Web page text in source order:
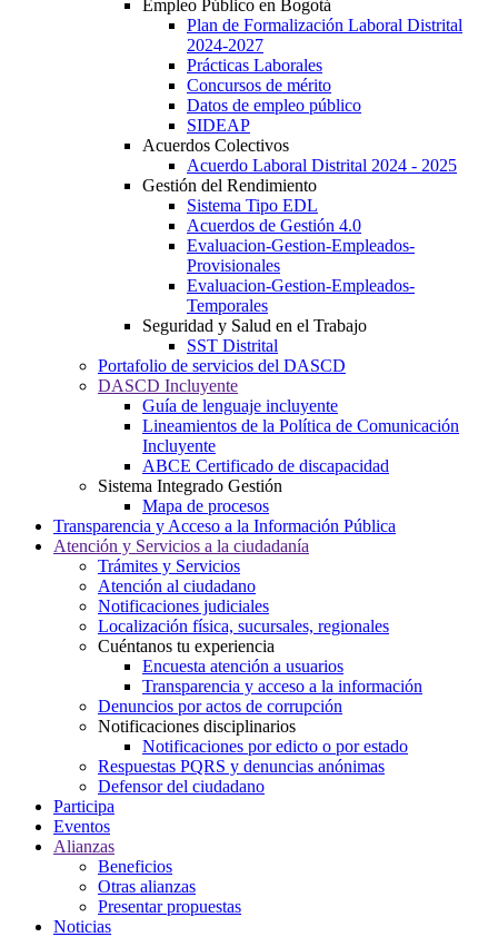
Empleo Público en Bogotá
Plan de Formalización Laboral Distrital
2024-2027
Prácticas Laborales
Concursos de mérito
Datos de empleo público
SIDEAP
Acuerdos Colectivos
Acuerdo Laboral Distrital 2024 - 2025
Gestión del Rendimiento
Sistema Tipo EDL
Acuerdos de Gestión 4.0
Evaluacion-Gestion-Empleados-
Provisionales
Evaluacion-Gestion-Empleados-
Temporales
Seguridad y Salud en el Trabajo
SST Distrital
Portafolio de servicios del DASCD
DASCD Incluyente
Guía de lenguaje incluyente
Lineamientos de la Política de Comunicación
Incluyente
ABCE Certificado de discapacidad
Sistema Integrado Gestión
Mapa de procesos
Transparencia y Acceso a la Información Pública
Atención y Servicios a la ciudadanía
Trámites y Servicios
Atención al ciudadano
Notificaciones judiciales
Localización física, sucursales, regionales
Cuéntanos tu experiencia
Encuesta atención a usuarios
Transparencia y acceso a la información
Denuncios por actos de corrupción
Notificaciones disciplinarios
Notificaciones por edicto o por estado
Respuestas PQRS y denuncias anónimas
Defensor del ciudadano
Participa
Eventos
Alianzas
Beneficios
Otras alianzas
Presentar propuestas
Noticias